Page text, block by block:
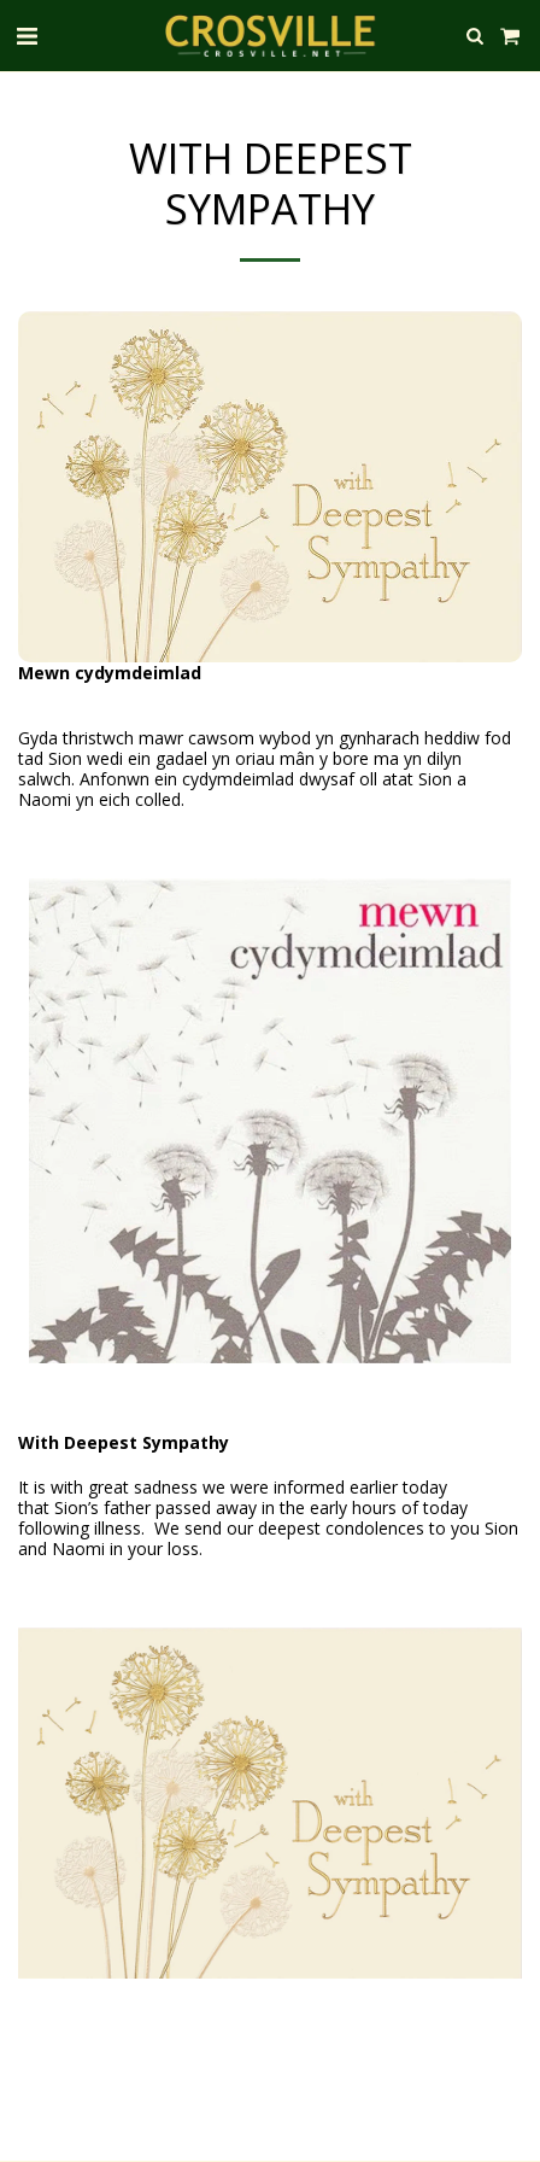
WITH DEEPEST
SYMPATHY
Mewn cydymdeimlad
Gyda thristwch mawr cawsom wybod yn gynharach heddiw fod
tad Sion wedi ein gadael yn oriau mân y bore ma yn dilyn
salwch. Anfonwn ein cydymdeimlad dwysaf oll atat Sion a
Naomi yn eich colled.
With Deepest Sympathy
It is with great sadness we were informed earlier today
that Sion’s father passed away in the early hours of today
following illness. We send our deepest condolences to you Sion
and Naomi in your loss.